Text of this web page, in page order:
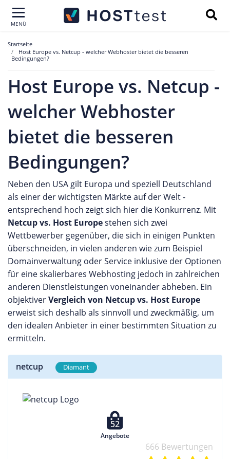
MENÜ
Startseite
Host Europe vs. Netcup - welcher Webhoster bietet die besseren
Bedingungen?
Host Europe vs. Netcup -
welcher Webhoster
bietet die besseren
Bedingungen?
Neben den USA gilt Europa und speziell Deutschland
als einer der wichtigsten Märkte auf der Welt -
entsprechend hoch zeigt sich hier die Konkurrenz. Mit
Netcup vs. Host Europestehen sich zwei
Wettbewerber gegenüber, die sich in einigen Punkten
überschneiden, in vielen anderen wie zum Beispiel
Domainverwaltung oder Service inklusive der Optionen
für eine skalierbares Webhosting jedoch in zahlreichen
anderen Dienstleistungen voneinander abheben. Ein
objektiverVergleich von Netcup vs. Host Europe
erweist sich deshalb als sinnvoll und zweckmäßig, um
den idealen Anbieter in einer bestimmten Situation zu
ermitteln.
netcup Diamant
52
Angebote
666 Bewertungen